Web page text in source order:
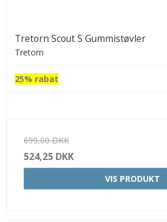
Tretorn Scout S Gummistøvler
Tretorn
25% rabat
699,00 DKK
524,25 DKK
VIS PRODUKT